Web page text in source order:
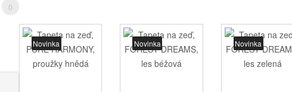
0
Novinka Novinka Novinka